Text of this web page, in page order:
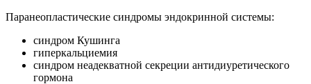
Паранеопластические синдромы эндокринной системы:
синдром Кушинга
гиперкальциемия
синдром неадекватной секреции антидиуретического
гормона